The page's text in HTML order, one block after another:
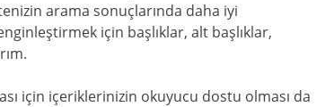
arama sonuçlarında daha iyi
için başlıklar, alt başlıklar,
için içeriklerinizin okuyucu dostu olması da